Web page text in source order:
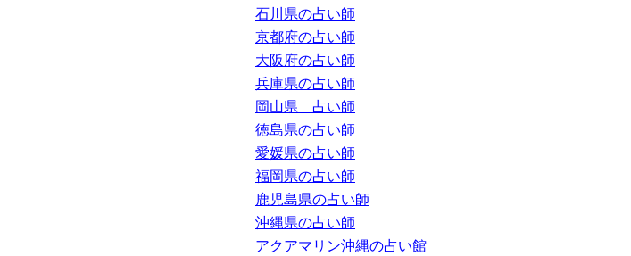
石川県の占い師
京都府の占い師
大阪府の占い師
兵庫県の占い師
岡山県 占い師
徳島県の占い師
愛媛県の占い師
福岡県の占い師
鹿児島県の占い師
沖縄県の占い師
アクアマリン沖縄の占い館